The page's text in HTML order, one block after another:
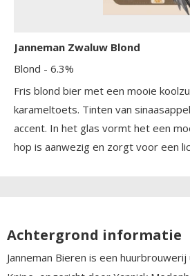
Janneman Zwaluw Blond
Blond - 6.3%
Fris blond bier met een mooie
karameltoets. Tinten van
accent. In het glas vormt het een
hop is aanwezig en zorgt voor een
Achtergrond informatie
Janneman Bieren is een